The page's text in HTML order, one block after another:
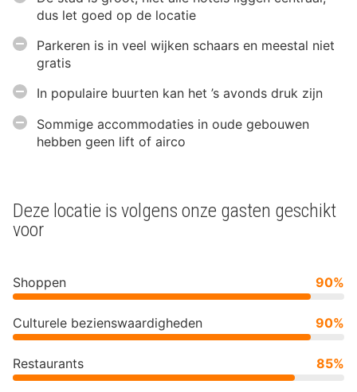
dus let goed op de locatie
Parkeren is in veel wijken schaars en meestal niet
gratis
In populaire buurten kan het ’s avonds druk zijn
Sommige accommodaties in oude gebouwen
hebben geen lift of airco
Deze locatie is volgens onze gasten geschikt
voor
Shoppen 90%
Culturele bezienswaardigheden 90%
Restaurants 85%